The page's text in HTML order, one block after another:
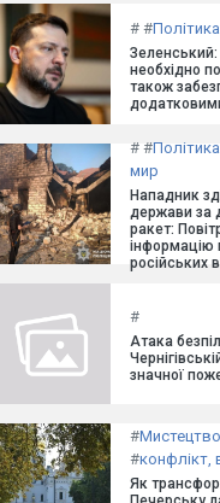
# #Політика
необхідно
також
# #Політика
мир
Нападник
держави за
ракет:
інформацію
російських
#
Атака
значної
#
#конфлікт,
Як